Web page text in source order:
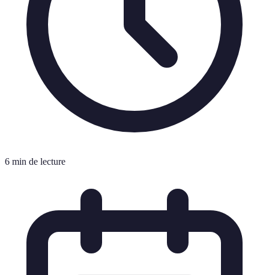
6 min de lecture